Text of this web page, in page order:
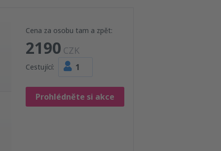
Cena za osobu tam a zpět:
2190 CZK
Cestující: 1
Prohlédněte si akce